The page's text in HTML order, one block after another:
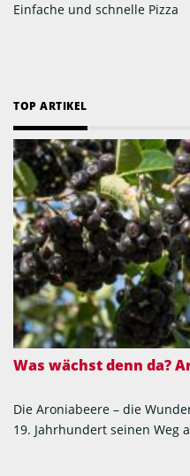
Einfache und schnelle Pizza
TOP ARTIKEL
Was wächst denn da?
Die Aroniabeere – die
19. Jahrhundert seinen Weg